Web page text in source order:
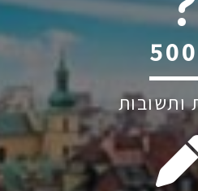
ותשובות